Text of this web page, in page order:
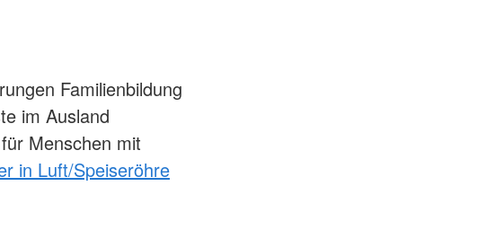
Familienbildung
im Ausland
Menschen mit
in Luft/Speiseröhre